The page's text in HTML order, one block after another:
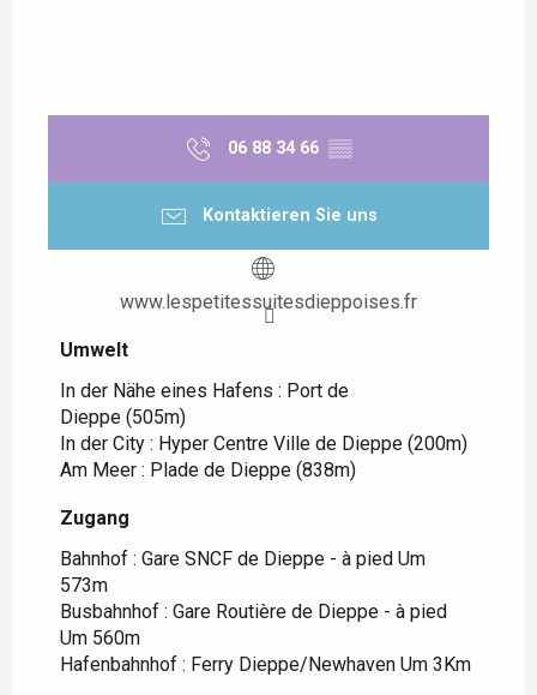
06 88 34 66 ▒▒
Kontaktieren Sie uns
www.lespetitessuitesdieppoises.fr
Umwelt
Umwelt
In der Nähe eines Hafens : Port de
Dieppe (505m)
In der City : Hyper Centre Ville de Dieppe (200m)
Am Meer : Plade de Dieppe (838m)
Zugang
Zugang
Bahnhof : Gare SNCF de Dieppe - à pied Um
573m
Busbahnhof : Gare Routière de Dieppe - à pied
Um 560m
Hafenbahnhof : Ferry Dieppe/Newhaven Um 3Km